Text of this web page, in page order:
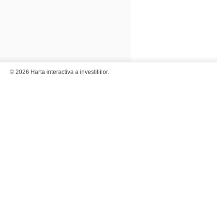
© 2026 Harta interactiva a investitiilor.